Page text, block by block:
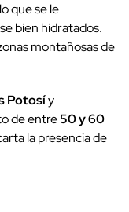
que se le
bien hidratados.
montañosas de
Potosíy
de entre50 y 60
la presencia de